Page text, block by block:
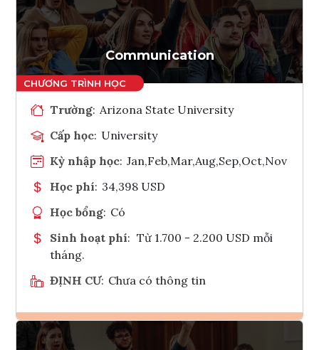
Tham vấn Interlink
Communication
Trường: Arizona State University
Cấp học: University
Kỳ nhập học: Jan,Feb,Mar,Aug,Sep,Oct,Nov
Học phí: 34,398 USD
Học bổng: Có
Sinh hoạt phí: Từ 1.700 - 2.200 USD mỗi
tháng.
ĐỊNH CƯ: Chưa có thông tin
Ghi danh